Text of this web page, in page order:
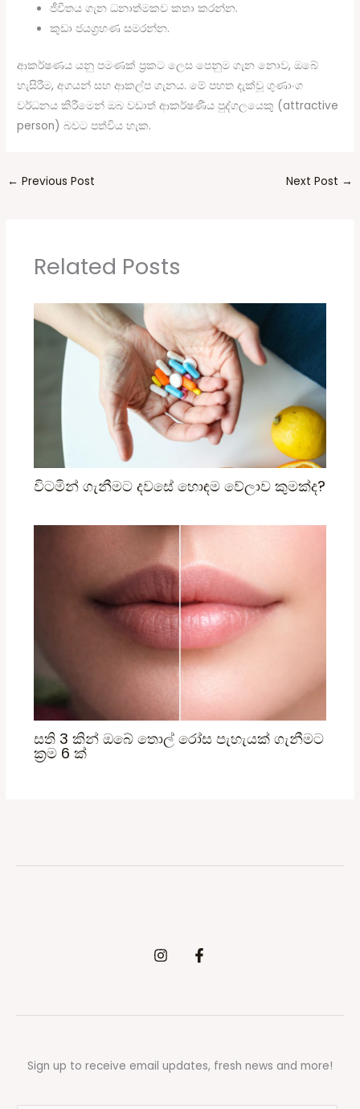
ජීවිතය ගැන ධනාත්මකව කතා කරන්න.
කුඩා ජයග්‍රහණ සමරන්න.
ආකර්ෂණය යනු පමණක් ප්‍රකට ලෙස පෙනුම ගැන නොව, ඔබේ
හැසිරීම, අගයන් සහ ආකල්ප ගැනය. මේ පහත දැක්වූ ගුණාංග
වර්ධනය කිරීමෙන් ඔබ වඩාත් ආකර්ෂණීය පුද්ගලයෙකු (attractive
person) බවට පත්විය හැක.
← Previous Post Next Post →
Related Posts
විටමින් ගැනීමට දවසේ හොඳම වේලාව කුමක්ද?
සති 3 කින් ඔබේ තොල් රෝස පැහැයක් ගැනීමට
ක්‍රම 6 ක්
Sign up to receive email updates, fresh news and more!